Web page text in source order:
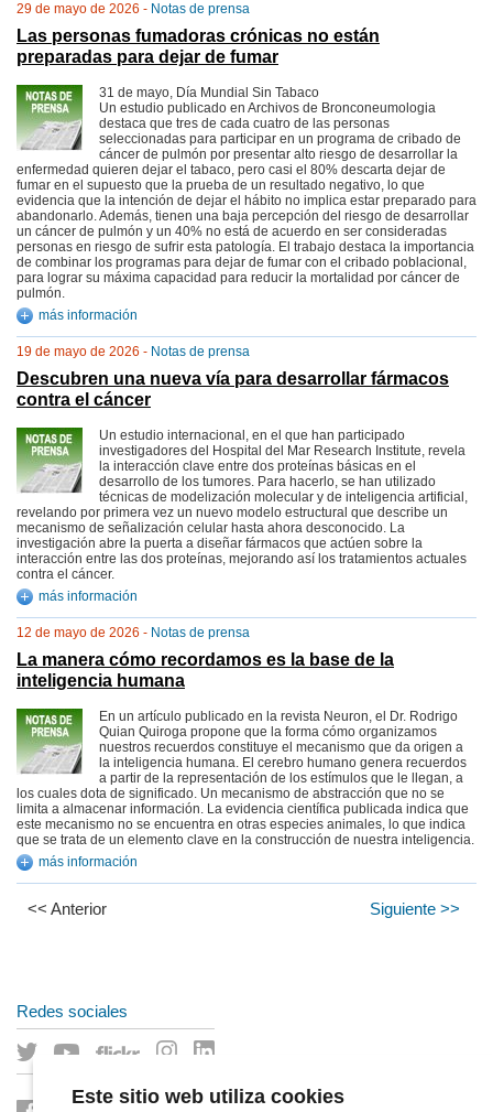
29 de mayo de 2026 - Notas de prensa
Las personas fumadoras crónicas no están
preparadas para dejar de fumar
31 de mayo, Día Mundial Sin Tabaco
Un estudio publicado en Archivos de Bronconeumologia
destaca que tres de cada cuatro de las personas
seleccionadas para participar en un programa de cribado de
cáncer de pulmón por presentar alto riesgo de desarrollar la
enfermedad quieren dejar el tabaco, pero casi el 80% descarta dejar de
fumar en el supuesto que la prueba de un resultado negativo, lo que
evidencia que la intención de dejar el hábito no implica estar preparado para
abandonarlo. Además, tienen una baja percepción del riesgo de desarrollar
un cáncer de pulmón y un 40% no está de acuerdo en ser consideradas
personas en riesgo de sufrir esta patología. El trabajo destaca la importancia
de combinar los programas para dejar de fumar con el cribado poblacional,
para lograr su máxima capacidad para reducir la mortalidad por cáncer de
pulmón.
más información
19 de mayo de 2026 - Notas de prensa
Descubren una nueva vía para desarrollar fármacos
contra el cáncer
Un estudio internacional, en el que han participado
investigadores del Hospital del Mar Research Institute, revela
la interacción clave entre dos proteínas básicas en el
desarrollo de los tumores. Para hacerlo, se han utilizado
técnicas de modelización molecular y de inteligencia artificial,
revelando por primera vez un nuevo modelo estructural que describe un
mecanismo de señalización celular hasta ahora desconocido. La
investigación abre la puerta a diseñar fármacos que actúen sobre la
interacción entre las dos proteínas, mejorando así los tratamientos actuales
contra el cáncer.
más información
12 de mayo de 2026 - Notas de prensa
La manera cómo recordamos es la base de la
inteligencia humana
En un artículo publicado en la revista Neuron, el Dr. Rodrigo
Quian Quiroga propone que la forma cómo organizamos
nuestros recuerdos constituye el mecanismo que da origen a
la inteligencia humana. El cerebro humano genera recuerdos
a partir de la representación de los estímulos que le llegan, a
los cuales dota de significado. Un mecanismo de abstracción que no se
limita a almacenar información. La evidencia científica publicada indica que
este mecanismo no se encuentra en otras especies animales, lo que indica
que se trata de un elemento clave en la construcción de nuestra inteligencia.
más información
<< Anterior Siguiente >>
Redes sociales
Este sitio web utiliza cookies